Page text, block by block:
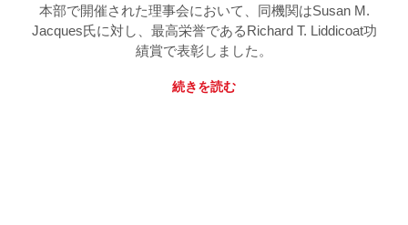
本部で開催された理事会において、同機関はSusan M.
Jacques氏に対し、最高栄誉であるRichard T. Liddicoat功
績賞で表彰しました。
続きを読む